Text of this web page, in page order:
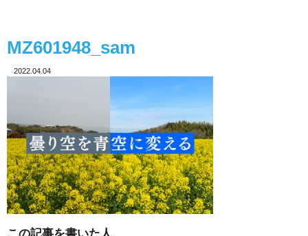
MZ601948_sam
2022.04.04
この記事を書いた人